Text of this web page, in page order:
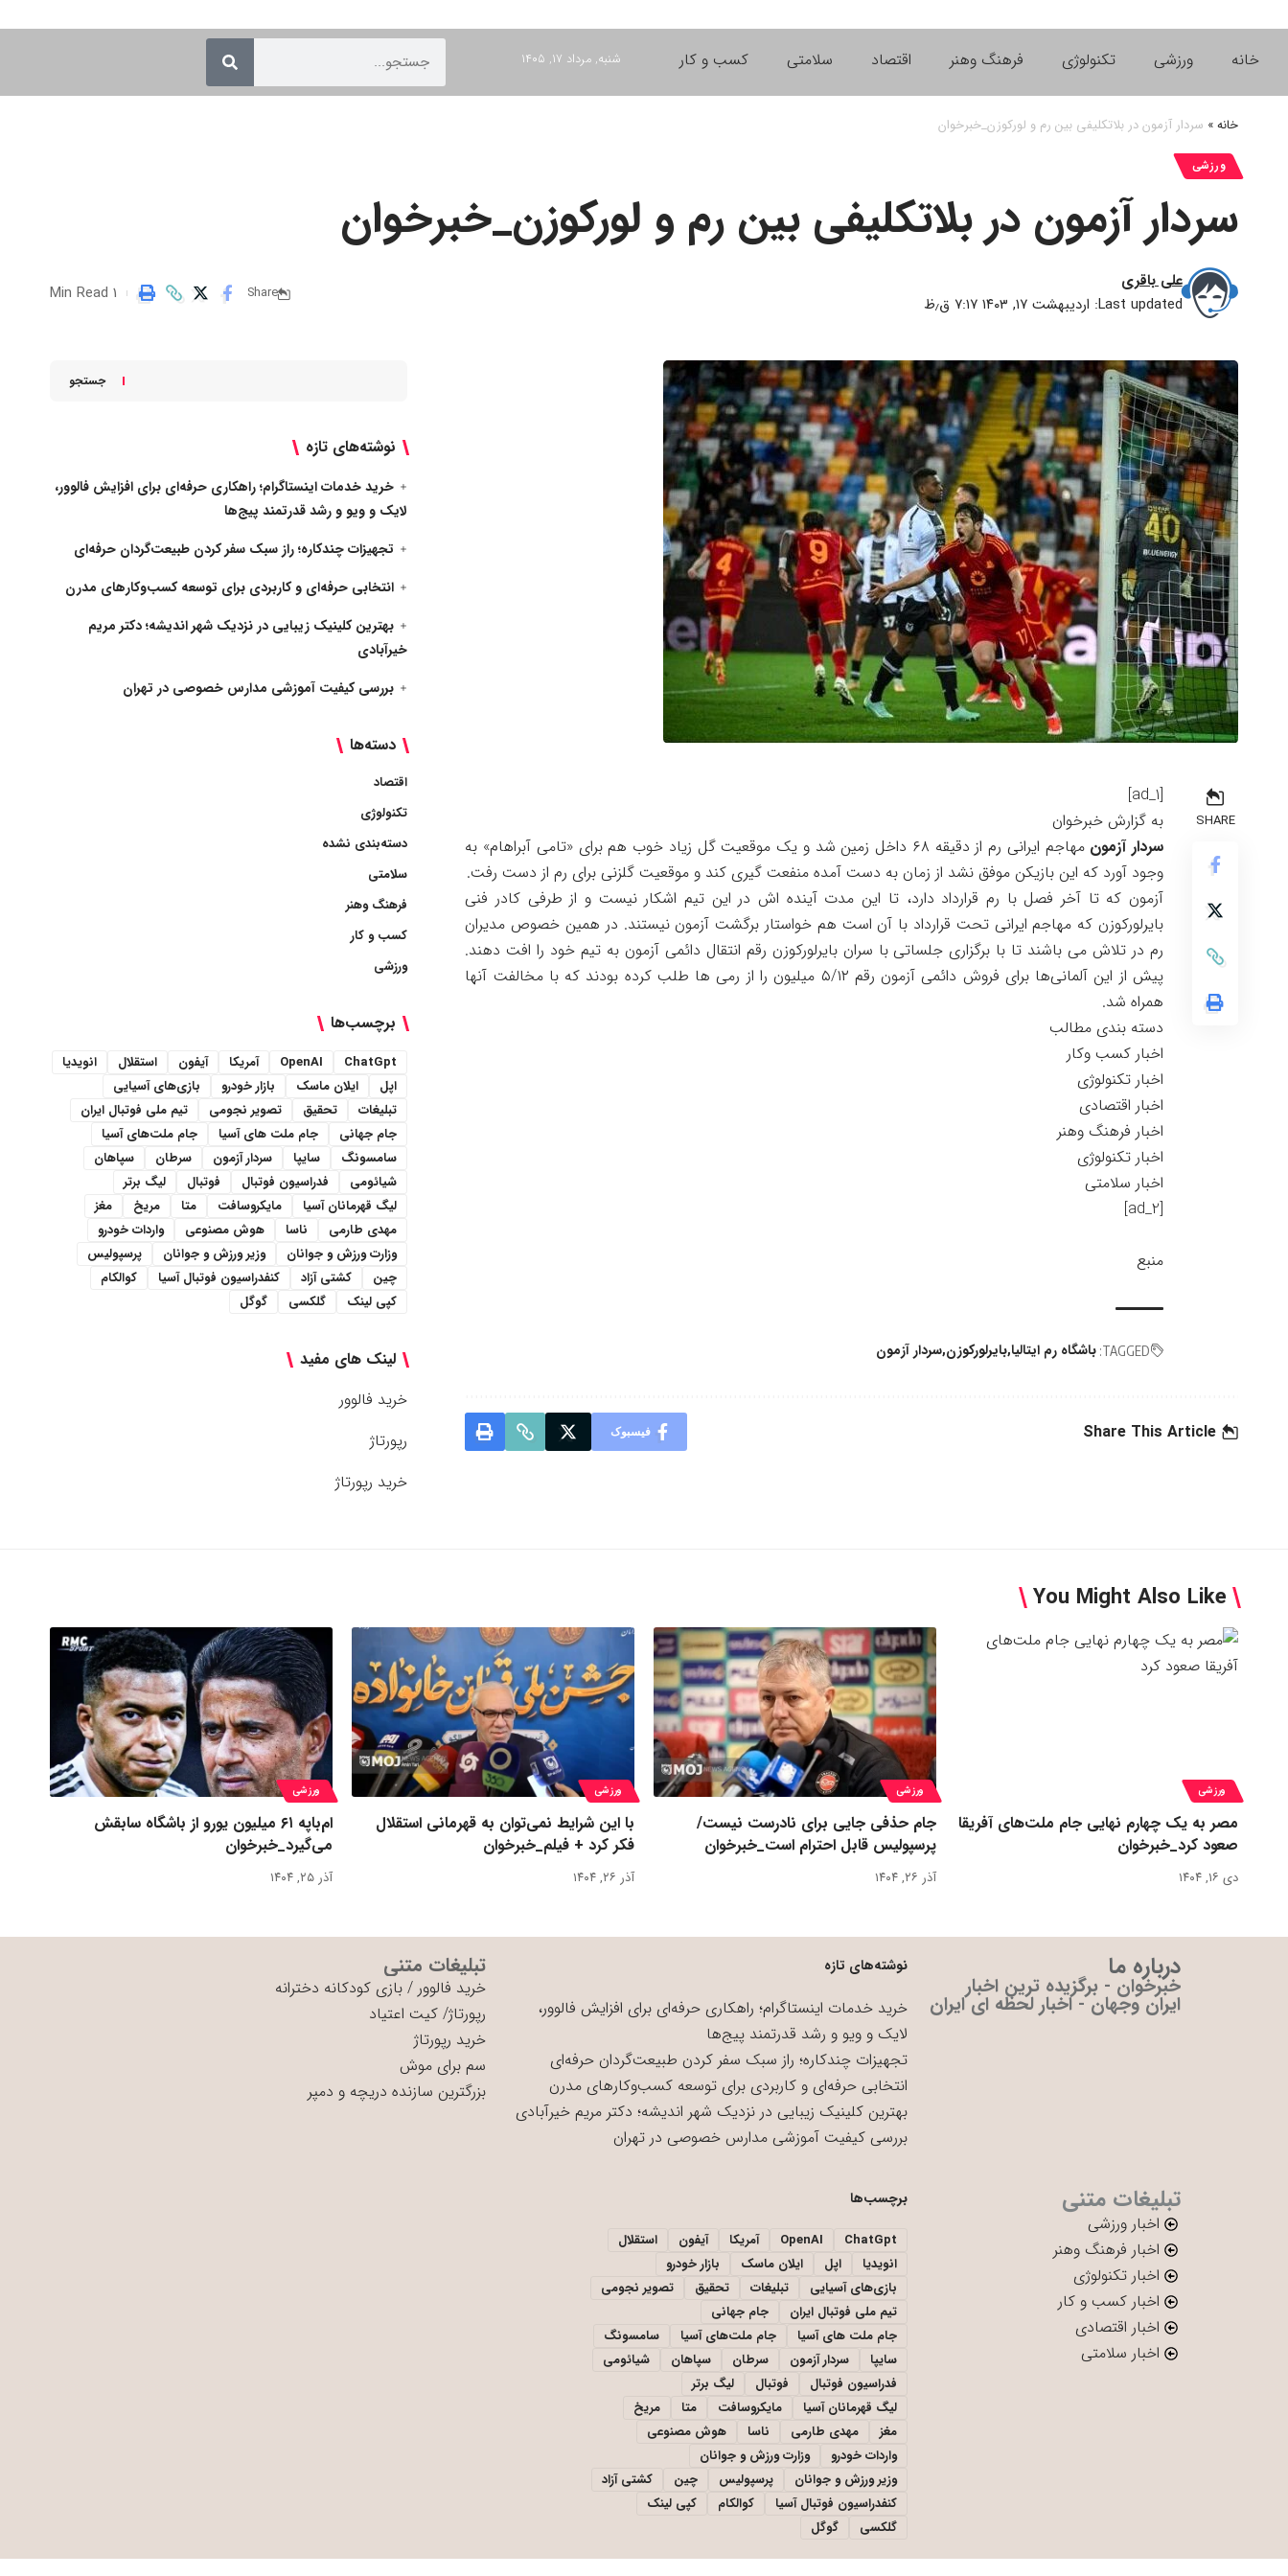
خانه ورزشی تکنولوژی فرهنگ وهنر اقتصاد سلامتی کسب و کار شنبه, مرداد ۱۷, ۱۴۰۵
خانه» سردار آزمون در بلاتکلیفی بین رم و لورکوزن_خبرخوان
ورزشی
سردار آزمون در بلاتکلیفی بین رم و لورکوزن_خبرخوان
Last updated: اردیبهشت ۱۷, ۱۴۰۳ ۷:۱۷ ق٫ظ
علی باقری
Share
1 Min Read
SHARE
[ad_1]
به گزارش خبرخوان
سردار آزمون
مهاجم ایرانی رم از دقیقه ۶۸ داخل زمین شد و یک موقعیت گل زیاد خوب هم برای «تامی آبراهام» به
وجود آورد که این بازیکن موفق نشد از زمان به دست آمده منفعت گیری کند و موقعیت گلزنی برای رم از دست رفت.
آزمون که تا آخر فصل با رم قرارداد دارد، تا این مدت آینده اش در این تیم اشکار نیست و از طرفی کادر فنی
بایرلورکوزن که مهاجم ایرانی تحت قرارداد با آن است هم خواستار برگشت آزمون نیستند. در همین خصوص مدیران
رم در تلاش می باشند تا با برگزاری جلساتی با سران بایرلورکوزن رقم انتقال دائمی آزمون به تیم خود را افت دهند.
پیش از این آلمانی‌ها برای فروش دائمی آزمون رقم ۵/‌۱۲‬ میلیون را از رمی ها طلب کرده بودند که با مخالفت آنها
همراه شد.
دسته بندی مطالب
اخبار کسب وکار
اخبار تکنولوژی
اخبار اقتصادی
اخبار فرهنگ وهنر
اخبار تکنولوژی
اخبار سلامتی
[ad_2]
منبع
TAGGED: باشگاه رم ایتالیا بایرلورکوزن سردار آزمون
Share This Article فیسبوک
جستجو
نوشته‌های تازه
خرید خدمات اینستاگرام؛ راهکاری حرفه‌ای برای افزایش فالوور،
لایک و ویو و رشد قدرتمند پیج‌ها
تجهیزات چندکاره؛ راز سبک سفر کردن طبیعت‌گردان حرفه‌ای
انتخابی حرفه‌ای و کاربردی برای توسعه کسب‌وکارهای مدرن
بهترین کلینیک زیبایی در نزدیک شهر اندیشه؛ دکتر مریم
خیرآبادی
بررسی کیفیت آموزشی مدارس خصوصی در تهران
دسته‌ها
اقتصاد
تکنولوژی
دسته‌بندی نشده
سلامتی
فرهنگ وهنر
کسب و کار
ورزشی
برچسب‌ها
ChatGpt
OpenAI آمریکا آیفون استقلال
انویدیا
اپل
ایلان ماسک بازار خودرو
بازی‌های آسیایی
تبلیغات
تحقیق تصویر نجومی
تیم ملی فوتبال ایران
جام جهانی
جام ملت های آسیا
جام ملت‌های آسیا
سامسونگ
سایپا سردار آزمون سرطان
سپاهان
شیائومی
فدراسیون فوتبال فوتبال
لیگ برتر
لیگ قهرمانان آسیا
مایکروسافت متا مریخ
مغز
مهدی طارمی
ناسا هوش مصنوعی
واردات خودرو
وزارت ورزش و جوانان
وزیر ورزش و جوانان
پرسپولیس
چین
کشتی آزاد کنفدراسیون فوتبال آسیا
کوالکام
کپی لینک
گلکسی گوگل
لینک های مفید
خرید فالوور
رپورتاژ
خرید رپورتاژ
You Might Also Like
ورزشی
مصر به یک چهارم نهایی جام ملت‌های آفریقا
صعود کرد_خبرخوان
دی ۱۶, ۱۴۰۴
ورزشی
جام حذفی جایی برای نادرست نیست/
پرسپولیس قابل احترام است_خبرخوان
آذر ۲۶, ۱۴۰۴
ورزشی
با این شرایط نمی‌توان به قهرمانی استقلال
فکر کرد + فیلم_خبرخوان
آذر ۲۶, ۱۴۰۴
ورزشی
ام‌باپه ۶۱ میلیون یورو از باشگاه سابقش
می‌گیرد_خبرخوان
آذر ۲۵, ۱۴۰۴
درباره ما
خبرخوان - برگزیده ترین اخبار
ایران وجهان - اخبار لحظه ای ایران
نوشته‌های تازه
خرید خدمات اینستاگرام؛ راهکاری حرفه‌ای برای افزایش فالوور،
لایک و ویو و رشد قدرتمند پیج‌ها
تجهیزات چندکاره؛ راز سبک سفر کردن طبیعت‌گردان حرفه‌ای
انتخابی حرفه‌ای و کاربردی برای توسعه کسب‌وکارهای مدرن
بهترین کلینیک زیبایی در نزدیک شهر اندیشه؛ دکتر مریم خیرآبادی
بررسی کیفیت آموزشی مدارس خصوصی در تهران
تبلیغات متنی
خرید فالوور /بازی کودکانه دخترانه
رپورتاژ/کیت اعتیاد
خرید رپورتاژ
سم برای موش
بزرگترین سازنده دریچه و دمپر
تبلیغات متنی
اخبار ورزشی
اخبار فرهنگ وهنر
اخبار تکنولوژی
اخبار کسب و کار
اخبار اقتصادی
اخبار سلامتی
برچسب‌ها
ChatGpt
OpenAI آمریکا آیفون
استقلال
انویدیا
اپل ایلان ماسک
بازار خودرو
بازی‌های آسیایی
تبلیغات تحقیق
تصویر نجومی
تیم ملی فوتبال ایران
جام جهانی
جام ملت های آسیا
جام ملت‌های آسیا
سامسونگ
سایپا
سردار آزمون سرطان سپاهان
شیائومی
فدراسیون فوتبال
فوتبال
لیگ برتر
لیگ قهرمانان آسیا
مایکروسافت متا
مریخ
مغز
مهدی طارمی ناسا
هوش مصنوعی
واردات خودرو
وزارت ورزش و جوانان
وزیر ورزش و جوانان
پرسپولیس چین
کشتی آزاد
کنفدراسیون فوتبال آسیا
کوالکام
کپی لینک
گلکسی
گوگل